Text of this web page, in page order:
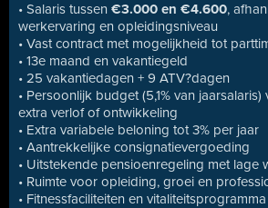
• Salaris tussen €3.000 en €4.600,
werkervaring en opleidingsniveau
• Vast contract met mogelijkheid tot
• 13e maand en vakantiegeld
• 25 vakantiedagen + 9 ATV?dagen
• Persoonlijk budget (5,1% van
extra verlof of ontwikkeling
• Extra variabele beloning tot 3% per jaar
• Aantrekkelijke consignatievergoeding
• Uitstekende pensioenregeling met lage
• Ruimte voor opleiding, groei en
• Fitnessfaciliteiten en